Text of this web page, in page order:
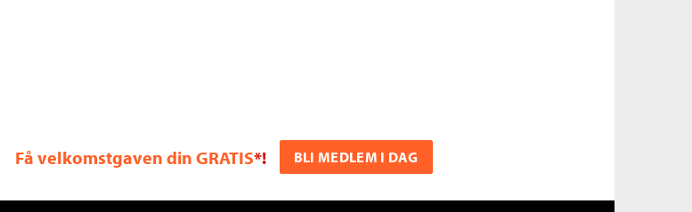
Få velkomstgaven din GRATIS*! BLI MEDLEM I DAG